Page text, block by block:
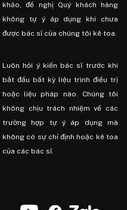
khảo, đề nghị Quý khách hàng
không tự ý áp dụng khi chưa
được bác sĩ của chúng tôi kê toa.
Luôn hỏi ý kiến ​​bác sĩ trước khi
bắt đầu bất kỳ liệu trình điều trị
hoặc liệu pháp nào. Chúng tôi
không chịu trách nhiệm về các
trường hợp tự ý áp dụng mà
không có sự chỉ định hoặc kê toa
của các bác sĩ.